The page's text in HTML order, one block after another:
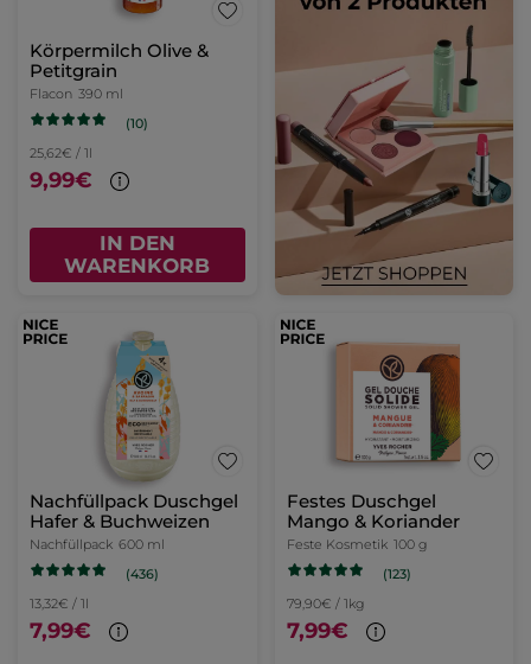
Körpermilch Olive &
Petitgrain
Flacon 390 ml
(10)
25,62€ / 1l
9,99€
IN DEN
WARENKORB
Nachfüllpack Duschgel
Hafer & Buchweizen
Nachfüllpack 600 ml
(436)
13,32€ / 1l
7,99€
Festes Duschgel
Mango & Koriander
Feste Kosmetik 100 g
(123)
79,90€ / 1kg
7,99€